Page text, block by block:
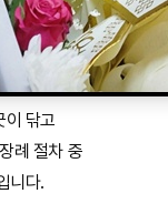
닦고
례 절차 중
니다.